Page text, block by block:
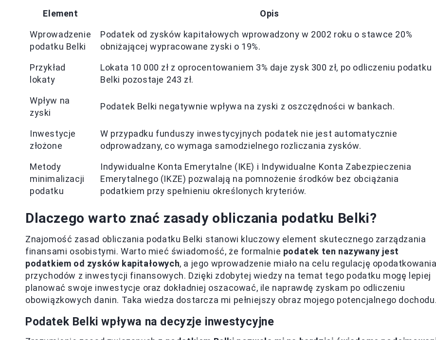
Element Opis
Wprowadzenie
podatku Belki
Podatek od zysków kapitałowych wprowadzony w 2002 roku o stawce 20%
obniżającej wypracowane zyski o 19%.
Przykład
lokaty
Lokata 10 000 zł z oprocentowaniem 3% daje zysk 300 zł, po odliczeniu podatku
Belki pozostaje 243 zł.
Wpływ na
zyski
Podatek Belki negatywnie wpływa na zyski z oszczędności w bankach.
Inwestycje
złożone
W przypadku funduszy inwestycyjnych podatek nie jest automatycznie
odprowadzany, co wymaga samodzielnego rozliczania zysków.
Metody
minimalizacji
podatku
Indywidualne Konta Emerytalne (IKE) i Indywidualne Konta Zabezpieczenia
Emerytalnego (IKZE) pozwalają na pomnożenie środków bez obciążania
podatkiem przy spełnieniu określonych kryteriów.
Dlaczego warto znać zasady obliczania podatku Belki?
Znajomość zasad obliczania podatku Belki stanowi kluczowy element skutecznego zarządzania
finansami osobistymi. Warto mieć świadomość, że formalnie podatek ten nazywany jest
podatkiem od zysków kapitałowych, a jego wprowadzenie miało na celu regulację
przychodów z inwestycji finansowych. Dzięki zdobytej wiedzy na temat tego podatku mogę lepiej
planować swoje inwestycje oraz dokładniej oszacować, ile naprawdę zyskam po odliczeniu
obowiązkowych danin. Taka wiedza dostarcza mi pełniejszy obraz mojego potencjalnego
Podatek Belki wpływa na decyzje inwestycyjne